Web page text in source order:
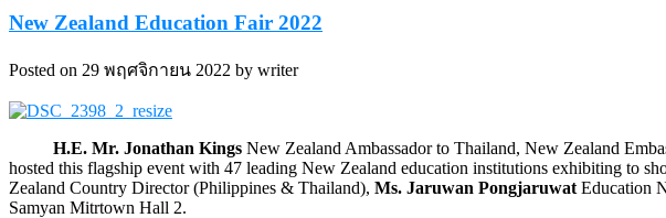
New Zealand Education Fair 2022
Posted on 29 พฤศจิกายน 2022 by writer
H.E. Mr. Jonathan Kings New Zealand Ambassador to Thailand, New Zealand
hosted this flagship event with 47 leading New Zealand education institutions exhibiting to
Zealand Country Director (Philippines & Thailand), Ms. Jaruwan Pongjaruwat Education
Samyan Mitrtown Hall 2.